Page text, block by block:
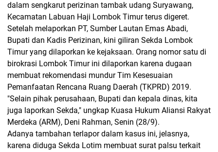
dalam sengkarut perizinan tambak udang Suryawang,
Kecamatan Labuan Haji Lombok Timur terus digeret.
Setelah melaporkan PT, Sumber Lautan Emas Abadi,
Bupati dan Kadis Perizinan, kini giliran Sekda Lombok
Timur yang dilaporkan ke kejaksaan. Orang nomor satu di
birokrasi Lombok Timur ini dilaporkan karena dugaan
membuat rekomendasi mundur Tim Kesesuaian
Pemanfaatan Rencana Ruang Daerah (TKPRD) 2019.
"Selain pihak perusahaan, Bupati dan kepala dinas, kita
juga laporkan Sekda," ungkap Kuasa Hukum Aliansi Rakyat
Merdeka (ARM), Deni Rahman, Senin (28/9).
Adanya tambahan terlapor dalam kasus ini, jelasnya,
karena diduga Sekda Lotim membuat surat palsu terkait